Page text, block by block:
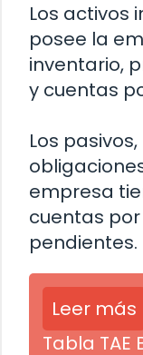
Los activos
posee la
inventario,
y cuentas
Los
empresa
cuentas
pendientes.
Leer más
Tabla TAE